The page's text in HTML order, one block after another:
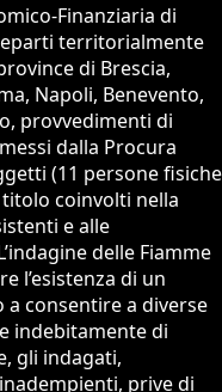
Finanziaria di
territorialmente
di Brescia,
Napoli, Benevento,
provvedimenti di
dalla Procura
(11 persone fisiche
coinvolti nella
e alle
delle Fiamme
l’esistenza di un
consentire a diverse
indebitamente di
gli indagati,
prive di